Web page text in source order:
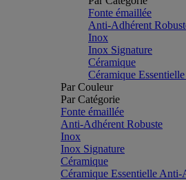
Fonte émaillée
Anti-Adhérent
Inox
Inox Signature
Céramique
Céramique
Par Couleur
Par Catégorie
Fonte émaillée
Anti-Adhérent Robuste
Inox
Inox Signature
Céramique
Céramique Essentielle Anti-